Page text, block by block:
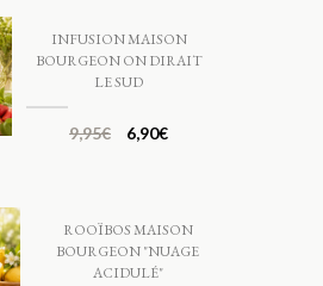
INFUSION MAISON
BOURGEON ON DIRAIT
LE SUD
9,95€ 6,90€
ROOÏBOS MAISON
BOURGEON "NUAGE
ACIDULÉ"